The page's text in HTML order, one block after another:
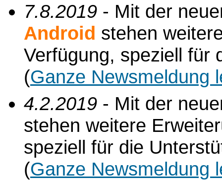
7.8.2019 - Mit der
Android stehen
Verfügung, speziell für
(Ganze Newsmeldung
4.2.2019 - Mit der
stehen weitere
speziell für die
(Ganze Newsmeldung